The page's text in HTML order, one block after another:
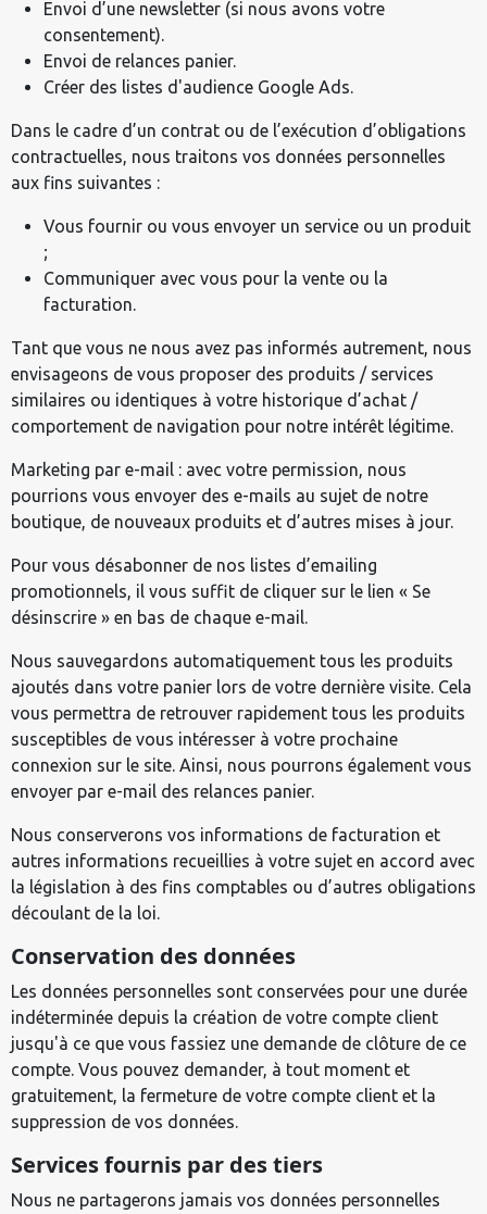
Envoi d’une newsletter (si nous avons votre
consentement).
Envoi de relances panier.
Créer des listes d'audience Google Ads.
Dans le cadre d’un contrat ou de l’exécution d’obligations
contractuelles, nous traitons vos données personnelles
aux fins suivantes :
Vous fournir ou vous envoyer un service ou un produit
;
Communiquer avec vous pour la vente ou la
facturation.
Tant que vous ne nous avez pas informés autrement, nous
envisageons de vous proposer des produits / services
similaires ou identiques à votre historique d’achat /
comportement de navigation pour notre intérêt légitime.
Marketing par e-mail : avec votre permission, nous
pourrions vous envoyer des e-mails au sujet de notre
boutique, de nouveaux produits et d’autres mises à jour.
Pour vous désabonner de nos listes d’emailing
promotionnels, il vous suffit de cliquer sur le lien « Se
désinscrire » en bas de chaque e-mail.
Nous sauvegardons automatiquement tous les produits
ajoutés dans votre panier lors de votre dernière visite. Cela
vous permettra de retrouver rapidement tous les produits
susceptibles de vous intéresser à votre prochaine
connexion sur le site. Ainsi, nous pourrons également vous
envoyer par e-mail des relances panier.
Nous conserverons vos informations de facturation et
autres informations recueillies à votre sujet en accord avec
la législation à des fins comptables ou d’autres obligations
découlant de la loi.
Conservation des données
Les données personnelles sont conservées pour une durée
indéterminée depuis la création de votre compte client
jusqu'à ce que vous fassiez une demande de clôture de ce
compte. Vous pouvez demander, à tout moment et
gratuitement, la fermeture de votre compte client et la
suppression de vos données.
Services fournis par des tiers
Nous ne partagerons jamais vos données personnelles